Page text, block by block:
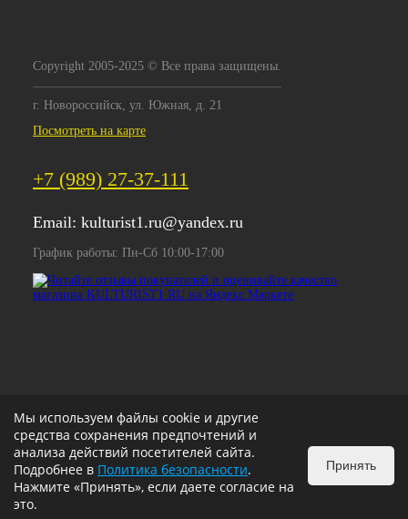
Copyright 2005-2025 © Все права защищены.
г. Новороссийск, ул. Южная, д. 21
Посмотреть на карте
+7 (989) 27-37-111
Email: kulturist1.ru@yandex.ru
График работы: Пн-Сб 10:00-17:00
Мы используем файлы cookie и другие
средства сохранения предпочтений и
анализа действий посетителей сайта.
Подробнее в Политика безопасности.
Нажмите «Принять», если даете согласие на
это.
Принять